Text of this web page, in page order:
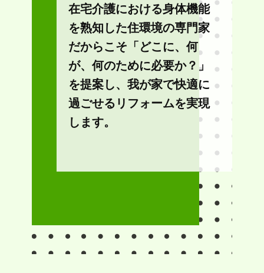
在宅介護における身体機能
を熟知した住環境の専門家
だからこそ「どこに、何
が、何のために必要か？」
を提案し、我が家で快適に
過ごせるリフォームを実現
します。